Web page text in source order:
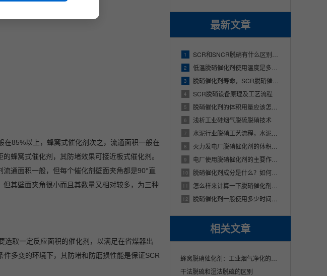
最新文章
1 SCR和SNCR脱硝有什么区别？SCR脱硝技术与SNCR脱硝技术的不同之处
2 低温脱硝催化剂使用温度是多少？适用哪些行业？
3 脱硝催化剂寿命，SCR脱硝催化剂使用寿命多少年
4 SCR脱硝设备原理及工艺流程
5 脱硝催化剂的体积用量应该怎么样来计算呢？
6 浅析工业硅烟气脱硫脱硝技术
7 水泥行业脱硝工艺流程，水泥厂的烟气是怎样脱硝的
8 火力发电厂脱硝催化剂的体积该应该怎么样来进行确定
9 电厂使用脱硝催化剂的主要作用是什么
10 脱硝催化剂成分是什么？如何进行选型？
11 怎么样来计算一下脱硝催化剂的体积用量？
12 脱硝催化剂一般使用多少时间，脱硝催化剂能够使用多久？
相关文章
干法脱硫和湿法脱硫的区别
85%以上，蜂窝式催化剂次之，流通面积一般在
蜂窝式催化剂，其防堵效果可接近板式催化剂。
通面积一般，但每个催化剂壁面夹角都是90°直
其壁面夹角很小而且其数量又相对较多，为三种
取一定反应面积的催化剂，以满足在省煤器出
多变的环境下，其防堵和防磨损性能是保证SCR